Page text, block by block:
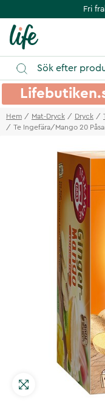
Fri
Hem Mat-Dryck Dryck
Te Ingefära/Mango 20